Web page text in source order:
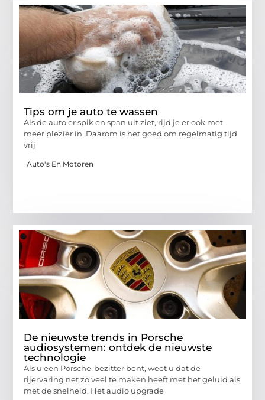
Tips om je auto te wassen
Als de auto er spik en span uit ziet, rijd je er ook met
meer plezier in. Daarom is het goed om regelmatig tijd
vrij
Auto's En Motoren
De nieuwste trends in Porsche
audiosystemen: ontdek de nieuwste
technologie
Als u een Porsche-bezitter bent, weet u dat de
rijervaring net zo veel te maken heeft met het geluid als
met de snelheid. Het audio upgrade